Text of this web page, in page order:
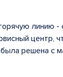
линию -
центр,
решена с